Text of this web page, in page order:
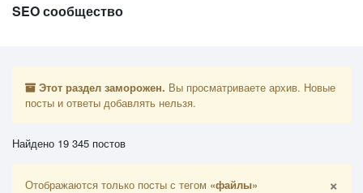
SEO сообщество
Этот раздел заморожен. Вы просматриваете архив. Новые
посты и ответы добавлять нельзя.
Найдено 19 345 постов
Отображаются только посты с тегом «файлы» ×